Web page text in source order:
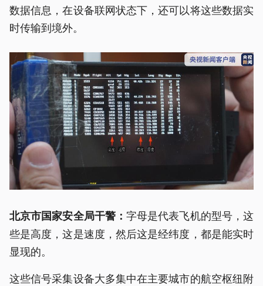
数据信息，在设备联网状态下，还可以将这些数据实
时传输到境外。
北京市国家安全局干警： 字母是代表飞机的型号，这
些是高度，这是速度，然后这是经纬度，都是能实时
显现的。
这些信号采集设备大多集中在主要城市的航空枢纽附